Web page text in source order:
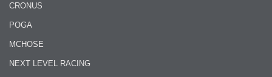
CRONUS
POGA
MCHOSE
NEXT LEVEL RACING